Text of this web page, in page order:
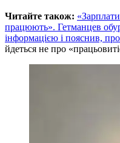
Читайте також:
працюють». Гетманцев
інформацією і пояснив,
йдеться не про